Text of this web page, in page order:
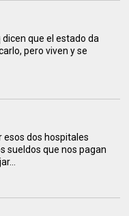
dicen que el estado da
pero viven y se
esos dos hospitales
sueldos que nos pagan